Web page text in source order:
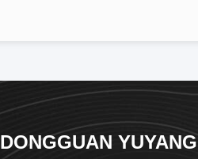
DONGGUAN YUYANG